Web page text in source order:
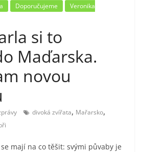
Doporučujeme
Veronika
si to
Maďarska.
novou
divoká zvířata, Mařarsko,
mají na co těšit: svými půvaby je